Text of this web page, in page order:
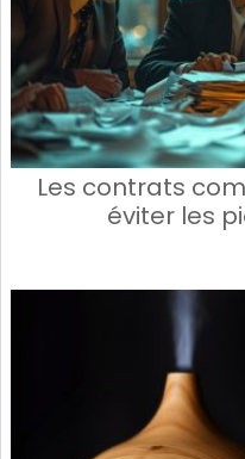
Les contrats
éviter les